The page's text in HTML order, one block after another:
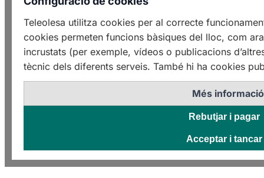
Teleolesa utilitza cookies per al correcte
cookies permeten funcions bàsiques del lloc, com
incrustats (per exemple, vídeos o publicacions
tècnic dels diferents serveis. També hi ha cookies
Més
Rebutjar i pagar
Acceptar i tancar